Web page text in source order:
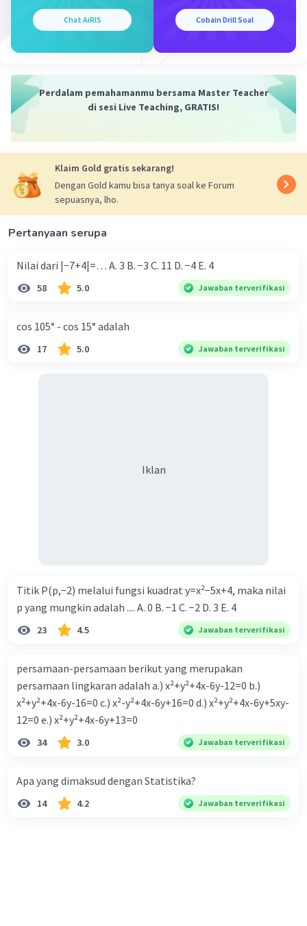
Chat AiRIS Cobain Drill Soal
Perdalam pemahamanmu bersama Master Teacher
di sesi Live Teaching, GRATIS!
Klaim Gold gratis sekarang!
Dengan Gold kamu bisa tanya soal ke Forum
sepuasnya, lho.
Pertanyaan serupa
Nilai dari |−7+4|=… A. 3 B. −3 C. 11 D. −4 E. 4
58 5.0 Jawaban terverifikasi
cos 105° - cos 15° adalah
17 5.0 Jawaban terverifikasi
Iklan
Titik P(p,−2) melalui fungsi kuadrat y=x²−5x+4, maka nilai
p yang mungkin adalah .... A. 0 B. −1 C. −2 D. 3 E. 4
23 4.5 Jawaban terverifikasi
persamaan-persamaan berikut yang merupakan
persamaan lingkaran adalah a.) x²+y²+4x-6y-12=0 b.)
x²+y²+4x-6y-16=0 c.) x²-y²+4x-6y+16=0 d.) x²+y²+4x-6y+5xy-
12=0 e.) x²+y²+4x-6y+13=0
34 3.0 Jawaban terverifikasi
Apa yang dimaksud dengan Statistika?
14 4.2 Jawaban terverifikasi